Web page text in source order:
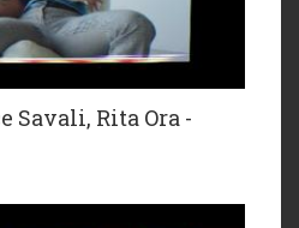
Savali, Rita Ora -